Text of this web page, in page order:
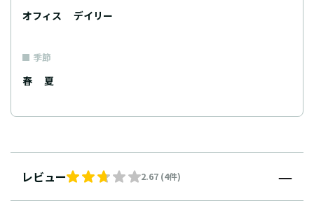
オフィス デイリー
季節
春 夏
レビュー 2.67 (4件)